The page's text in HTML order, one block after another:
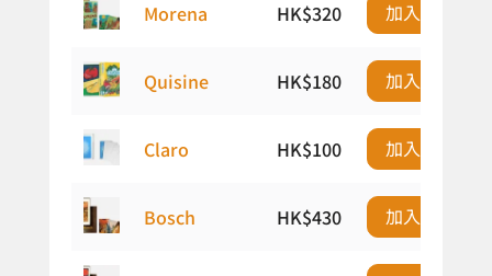
Morena HK$320 加入購物車
Quisine HK$180 加入購物車
Claro HK$100 加入購物車
Bosch HK$430 加入購物車